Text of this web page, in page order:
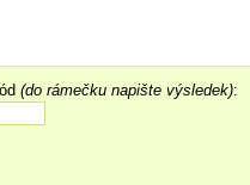
(do rámečku napište výsledek):